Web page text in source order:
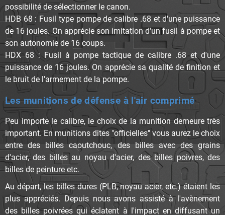
possibilité de sélectionner le canon.
HDB 68 : Fusil type pompe de calibre .68 et d'une puissance
de 16 joules. On apprécie son imitation d'un fusil à pompe et
son autonomie de 16 coups.
HDX 68 : Fusil à pompe tactique de calibre .68 et d'une
puissance de 16 joules. On apprécie sa qualité de finition et
le bruit de l'armement de la pompe.
Les munitions de défense à l'air comprimé
Peu importe le calibre, le choix de la munition demeure très
important. En munitions dites "officielles" vous aurez le choix
entre des billes caoutchouc, des billes avec des grains
d'acier, des billes au noyau d'acier, des billes poivres, des
billes de peinture etc.
Au départ, les billes dures (PLB, noyau acier, etc.) étaient les
plus appréciés. Depuis nous avons assisté à l'avènement
des billes poivrées qui éclatent à l'impact en diffusant un